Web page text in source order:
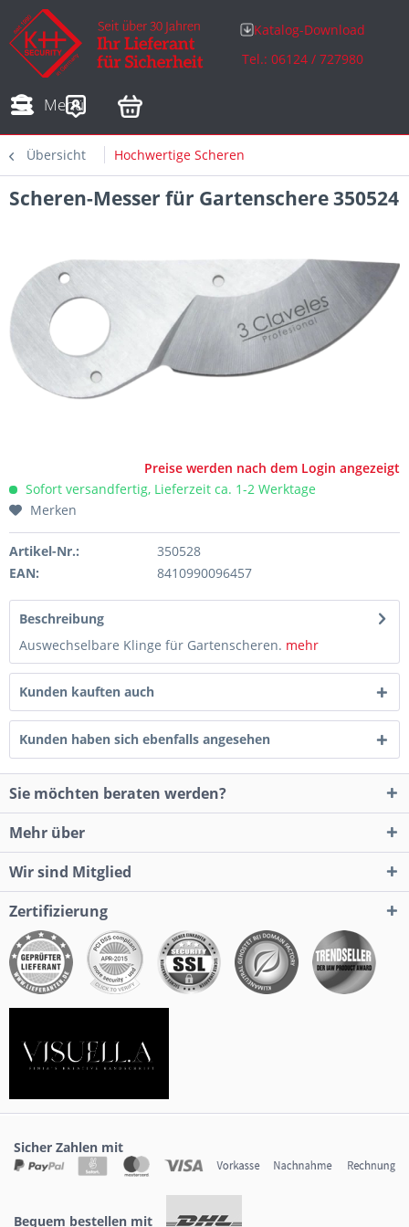
Katalog-Download
Tel.: 06124 / 727980
Menü
Adressen
Übersicht Hochwertige Scheren
Scheren-Messer für Gartenschere 350524
Preise werden nach dem Login angezeigt
Sofort versandfertig, Lieferzeit ca. 1-2 Werktage
Merken
Artikel-Nr.:
350528
EAN:
8410990096457
Beschreibung
Auswechselbare Klinge für Gartenscheren. mehr
Kunden kauften auch
Kunden haben sich ebenfalls angesehen
Sie möchten beraten werden?
Mehr über
Wir sind Mitglied
Zertifizierung
Sicher Zahlen mit
Bequem bestellen mit